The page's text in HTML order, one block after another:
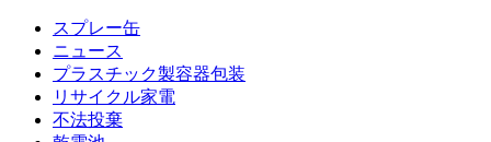
スプレー缶
ニュース
プラスチック製容器包装
リサイクル家電
不法投棄